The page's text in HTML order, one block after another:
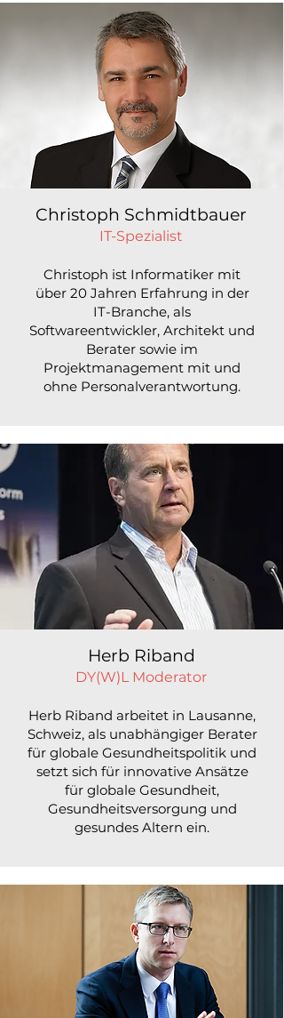
Christoph Schmidtbauer
IT-Spezialist
Christoph ist Informatiker mit
über 20 Jahren Erfahrung in der
IT-Branche, als
Softwareentwickler, Architekt und
Berater sowie im
Projektmanagement mit und
ohne Personalverantwortung.
Herb Riband
DY(W)L Moderator
Herb Riband arbeitet in Lausanne,
Schweiz, als unabhängiger Berater
für globale Gesundheitspolitik und
setzt sich für innovative Ansätze
für globale Gesundheit,
Gesundheitsversorgung und
gesundes Altern ein.